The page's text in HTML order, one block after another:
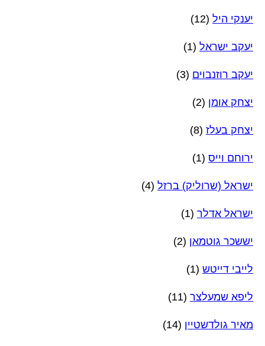
יענקי היל (12)
יעקב ישראל (1)
יעקב רוזנבוים (3)
יצחק אומן (2)
יצחק בעלז (8)
ירוחם וייס (1)
ישראל (שרוליק) ברזל (4)
ישראל אדלר (1)
יששכר גוטמאן (2)
לייבי דייטש (1)
ליפא שמעלצר (11)
מאיר גולדשטיין (14)